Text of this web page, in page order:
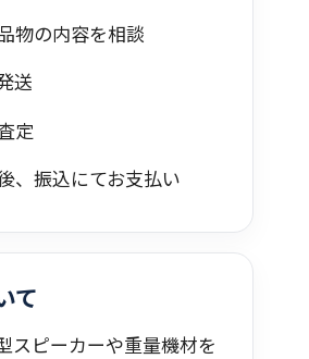
物の内容を相談
送
定
、振込にてお支払い
て
スピーカーや重量機材を